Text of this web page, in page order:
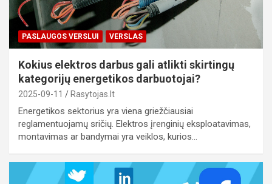
PASLAUGOS VERSLUI VERSLAS
Kokius elektros darbus gali atlikti skirtingų
kategorijų energetikos darbuotojai?
2025-09-11 Rasytojas.lt
Energetikos sektorius yra viena griežčiausiai
reglamentuojamų sričių. Elektros įrenginių eksploatavimas,
montavimas ar bandymai yra veiklos, kurios…